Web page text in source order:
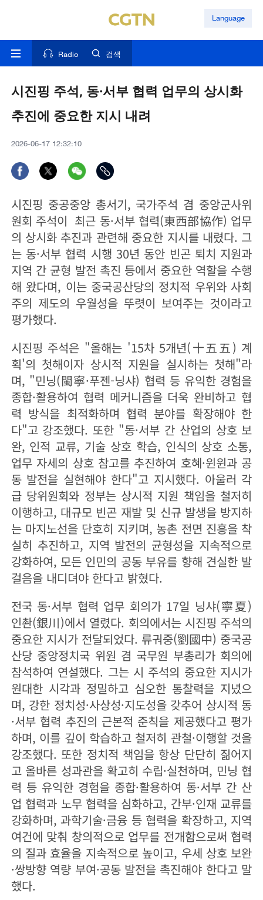
Language
Radio 검색
시진핑 주석, 동·서부 협력 업무의 상시화
추진에 중요한 지시 내려
2026-06-17 12:32:10
시진핑 중공중앙 총서기, 국가주석 겸 중앙군사위
원회 주석이 최근 동·서부 협력(東西部協作) 업무
의 상시화 추진과 관련해 중요한 지시를 내렸다. 그
는 동·서부 협력 시행 30년 동안 빈곤 퇴치 지원과
지역 간 균형 발전 촉진 등에서 중요한 역할을 수행
해 왔다며, 이는 중국공산당의 정치적 우위와 사회
주의 제도의 우월성을 뚜렷이 보여주는 것이라고
평가했다.
시진핑 주석은 "올해는 '15차 5개년(十五五) 계
획'의 첫해이자 상시적 지원을 실시하는 첫해"라
며, "민닝(閩寧·푸젠-닝샤) 협력 등 유익한 경험을
종합·활용하여 협력 메커니즘을 더욱 완비하고 협
력 방식을 최적화하며 협력 분야를 확장해야 한
다"고 강조했다. 또한 "동·서부 간 산업의 상호 보
완, 인적 교류, 기술 상호 학습, 인식의 상호 소통,
업무 자세의 상호 참고를 추진하여 호혜·윈윈과 공
동 발전을 실현해야 한다"고 지시했다. 아울러 각
급 당위원회와 정부는 상시적 지원 책임을 철저히
이행하고, 대규모 빈곤 재발 및 신규 발생을 방지하
는 마지노선을 단호히 지키며, 농촌 전면 진흥을 착
실히 추진하고, 지역 발전의 균형성을 지속적으로
강화하여, 모든 인민의 공동 부유를 향해 견실한 발
걸음을 내디뎌야 한다고 밝혔다.
전국 동·서부 협력 업무 회의가 17일 닝샤(寧夏)
인촨(銀川)에서 열렸다. 회의에서는 시진핑 주석의
중요한 지시가 전달되었다. 류궈중(劉國中) 중국공
산당 중앙정치국 위원 겸 국무원 부총리가 회의에
참석하여 연설했다. 그는 시 주석의 중요한 지시가
원대한 시각과 정밀하고 심오한 통찰력을 지녔으
며, 강한 정치성·사상성·지도성을 갖추어 상시적 동
·서부 협력 추진의 근본적 준칙을 제공했다고 평가
하며, 이를 깊이 학습하고 철저히 관철·이행할 것을
강조했다. 또한 정치적 책임을 항상 단단히 짊어지
고 올바른 성과관을 확고히 수립·실천하며, 민닝 협
력 등 유익한 경험을 종합·활용하여 동·서부 간 산
업 협력과 노무 협력을 심화하고, 간부·인재 교류를
강화하며, 과학기술·금융 등 협력을 확장하고, 지역
여건에 맞춰 창의적으로 업무를 전개함으로써 협력
의 질과 효율을 지속적으로 높이고, 우세 상호 보완
·쌍방향 역량 부여·공동 발전을 촉진해야 한다고 말
했다.